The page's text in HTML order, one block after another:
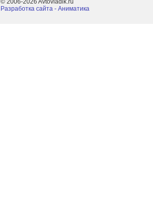
© 2006-2026 Avtovladik.ru
Разработка сайта - Aниматика